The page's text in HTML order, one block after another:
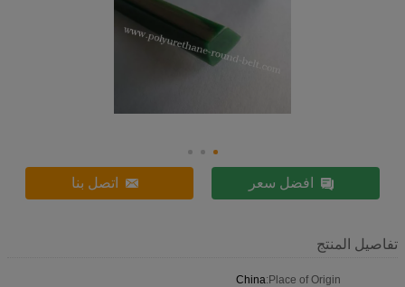
افضل سعر اتصل بنا
تفاصيل المنتج
Place of Origin:
China